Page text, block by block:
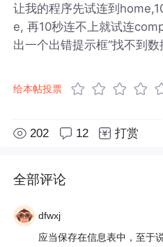
让我的程序先试连到
e, 再10秒连不上就试连
出一个出错提示框“找不到数
给本帖投票
202 12 打赏
全部评论
dfwxj
应当保存在信息表中，至于